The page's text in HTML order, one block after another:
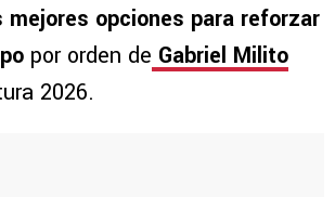
mejores opciones para reforzar
por orden de Gabriel Milito
2026.